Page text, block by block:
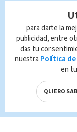
para darte la
publicidad, entre
das tu
nuestra Política
en
QUIERO